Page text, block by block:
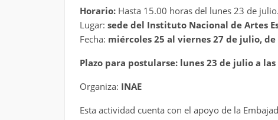
Horario:Hasta 15.00 horas del lunes 23 de julio.
Lugar: sede del Instituto Nacional de Artes
Fecha: miércoles 25 al viernes 27 de julio, de
Plazo para postularse: lunes 23 de julio a las
Organiza: INAE
Esta actividad cuenta con el apoyo de la